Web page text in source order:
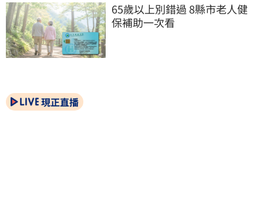
65歲以上別錯過 8縣市老人健
保補助一次看
現正直播